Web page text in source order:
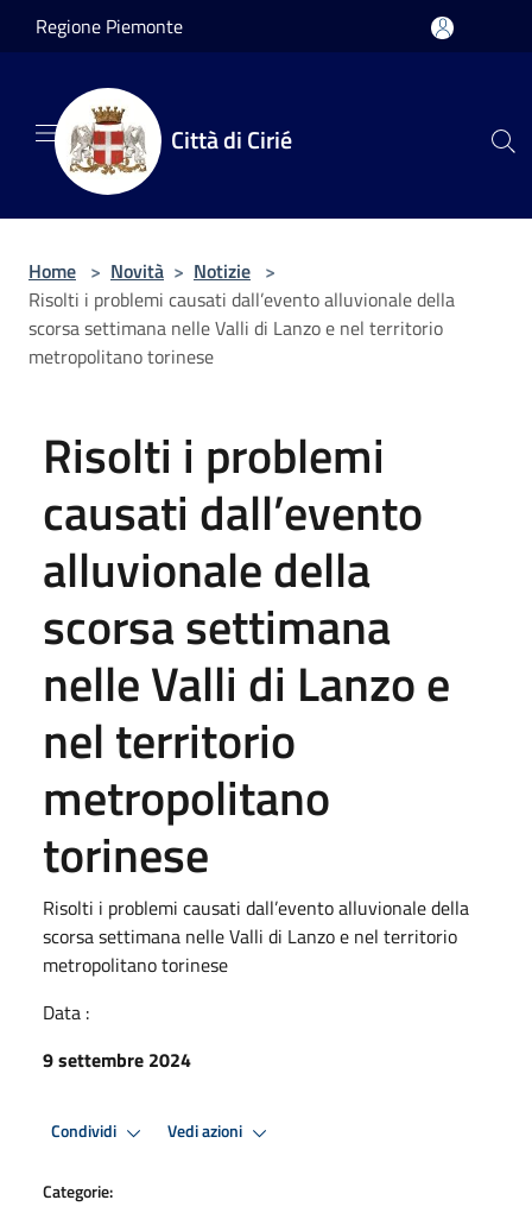
Salta al contenuto principale
Regione Piemonte
Città di Cirié
Home > Novità > Notizie >
Risolti i problemi causati dall’evento alluvionale della
scorsa settimana nelle Valli di Lanzo e nel territorio
metropolitano torinese
Risolti i problemi
causati dall’evento
alluvionale della
scorsa settimana
nelle Valli di Lanzo e
nel territorio
metropolitano
torinese
Risolti i problemi causati dall’evento alluvionale della
scorsa settimana nelle Valli di Lanzo e nel territorio
metropolitano torinese
Data :
9 settembre 2024
Condividi Vedi azioni
Categorie: